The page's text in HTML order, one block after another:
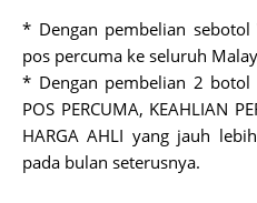
* Dengan pembelian
pos percuma ke seluruh
* Dengan pembelian 2 botol
POS PERCUMA, KEAHLIAN
HARGA AHLI yang jauh
pada bulan seterusnya.